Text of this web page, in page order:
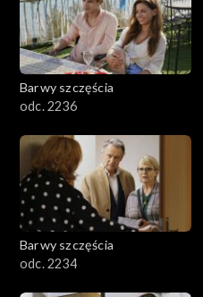
Barwy szczęścia
odc. 2236
Barwy szczęścia
odc. 2234